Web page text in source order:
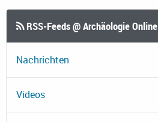
RSS-Feeds @ Archäologie Online
Nachrichten
Videos